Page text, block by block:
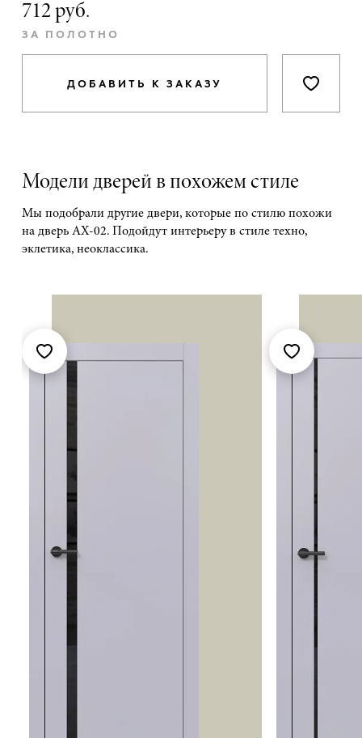
712 руб.
ЗА ПОЛОТНО
ДОБАВИТЬ К ЗАКАЗУ
Модели дверей в похожем стиле
Мы подобрали другие двери, которые по стилю похожи
на дверь АХ-02. Подойдут интерьеру в стиле техно,
эклетика, неоклассика.